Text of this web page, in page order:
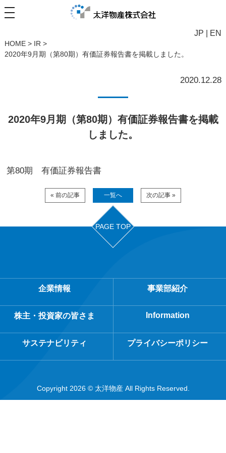
JP EN
HOME> IR >
2020年9月期（第80期）有価証券報告書を掲載しました。
2020.12.28
2020年9月期（第80期）有価証券報告書を掲載
しました。
第80期 有価証券報告書
« 前の記事 一覧へ 次の記事 »
PAGE TOP
企業情報 事業部紹介
株主・投資家の皆さま Information
サステナビリティ プライバシーポリシー
Copyright 2026 © 太洋物産 All Rights Reserved.